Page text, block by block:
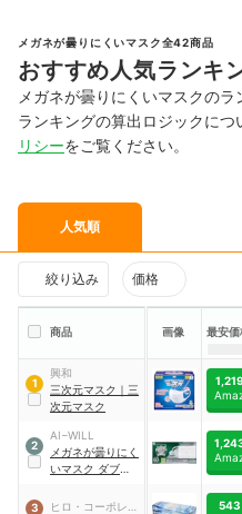
メガネが曇りにくいマスク全42商品
おすすめ人気ランキ
メガネが曇りにくいマスクの
ランキングの算出ロジックにつ
リシーをご覧ください。
人気順
絞り込み 価格
商品 画像 最安価
1
興和
三次元マスク ｜ 三
次元マスク
2
AI−WILL
メガネが曇りにく
いマスク ダブルワ
FW
3
ヒロ・コーポレー
543